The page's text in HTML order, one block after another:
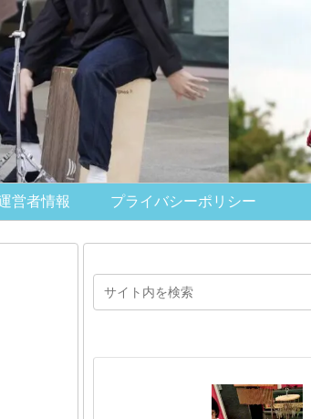
営者情報 プライバシーポリシー